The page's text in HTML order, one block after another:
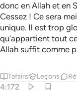
donc en Allah et en
Cessez ! Ce sera
unique. Il est trop
qu’appartient tout
Allah suffit comme
Tafsirs Leçons
4:172